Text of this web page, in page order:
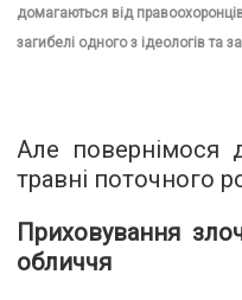
домагаються від
загибелі одного з ідеологів та
Але повернімося
травні поточного
Приховування
обличчя